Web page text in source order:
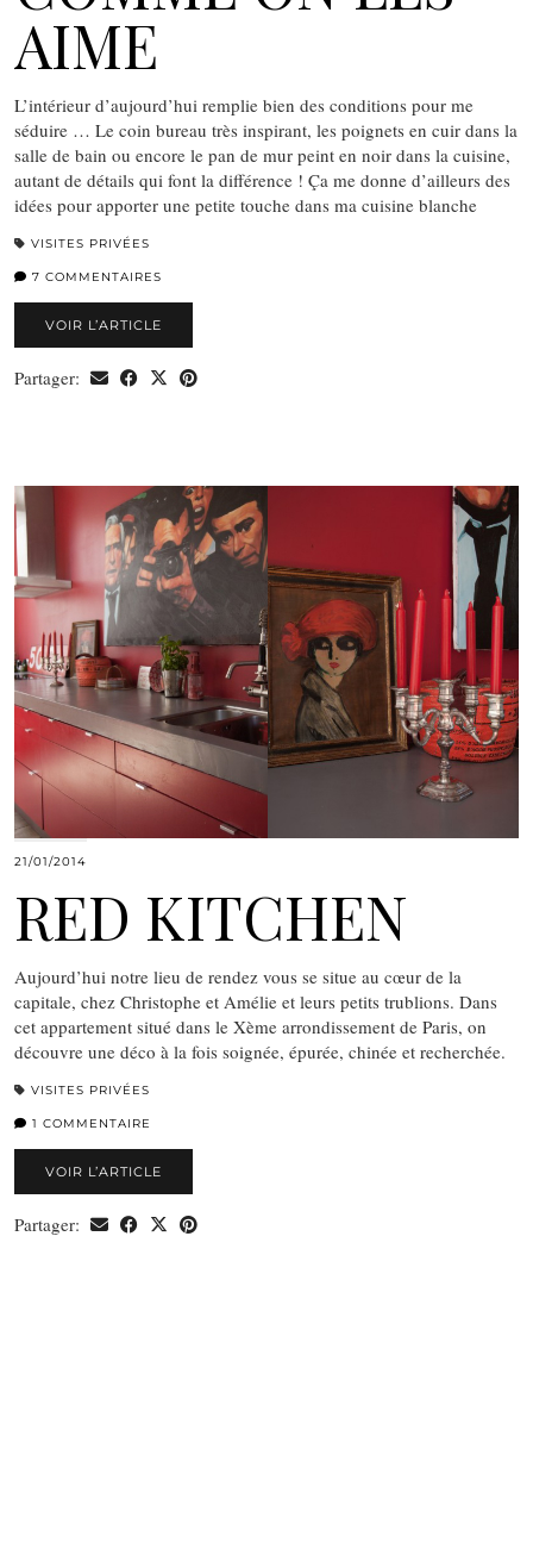
AIME
L’intérieur d’aujourd’hui remplie bien des conditions pour me
séduire … Le coin bureau très inspirant, les poignets en cuir dans la
salle de bain ou encore le pan de mur peint en noir dans la cuisine,
autant de détails qui font la différence ! Ça me donne d’ailleurs des
idées pour apporter une petite touche dans ma cuisine blanche
VISITES PRIVÉES
7 COMMENTAIRES
VOIR L’ARTICLE
Partager:
21/01/2014
RED KITCHEN
Aujourd’hui notre lieu de rendez vous se situe au cœur de la
capitale, chez Christophe et Amélie et leurs petits trublions. Dans
cet appartement situé dans le Xème arrondissement de Paris, on
découvre une déco à la fois soignée, épurée, chinée et recherchée.
VISITES PRIVÉES
1 COMMENTAIRE
VOIR L’ARTICLE
Partager: